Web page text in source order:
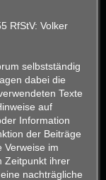
RfStV: Volker
selbstständig
dabei die
Texte
auf
Information
der Beiträge
Verweise im
Zeitpunkt ihrer
nachträgliche